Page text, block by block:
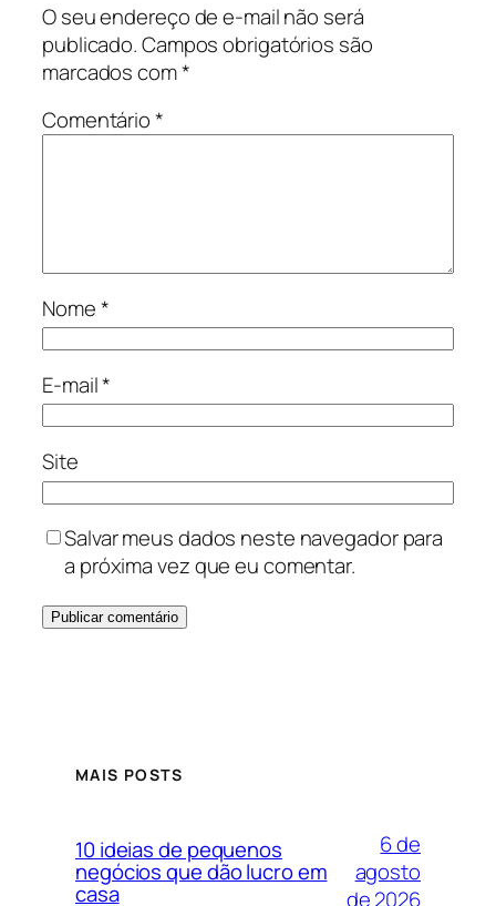
O seu endereço de e-mail não será
publicado.Campos obrigatórios são
marcados com*
Comentário*
Nome*
E-mail*
Site
Salvar meus dados neste navegador para
a próxima vez que eu comentar.
MAIS POSTS
10 ideias de pequenos
negócios que dão lucro em
casa
6 de
agosto
de 2026